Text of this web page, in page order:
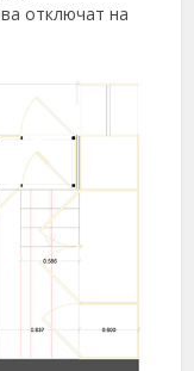
отключат на